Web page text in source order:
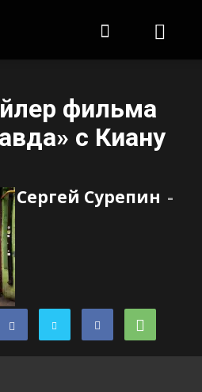
фильма
с Киану
Сергей Сурепин -